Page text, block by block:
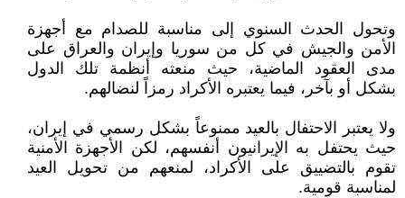
وتحول الحدث السنوي إلى مناسبة للصدام مع أجهزة
اﻷمن والجيش في كل من سوريا وإيران والعراق على
مدى العقود الماضية، حيث منعته أنظمة تلك الدول
بشكل أو بآخر، فيما يعتبره اﻷكراد رمزاً لنضالهم.
ولا يعتبر الاحتفال بالعيد ممنوعاً بشكل رسمي في إيران،
حيث يحتفل به اﻹيرانيون أنفسهم، لكن اﻷجهزة اﻷمنية
تقوم بالتضييق على اﻷكراد، لمنعهم من تحويل العيد
لمناسبة قومية.